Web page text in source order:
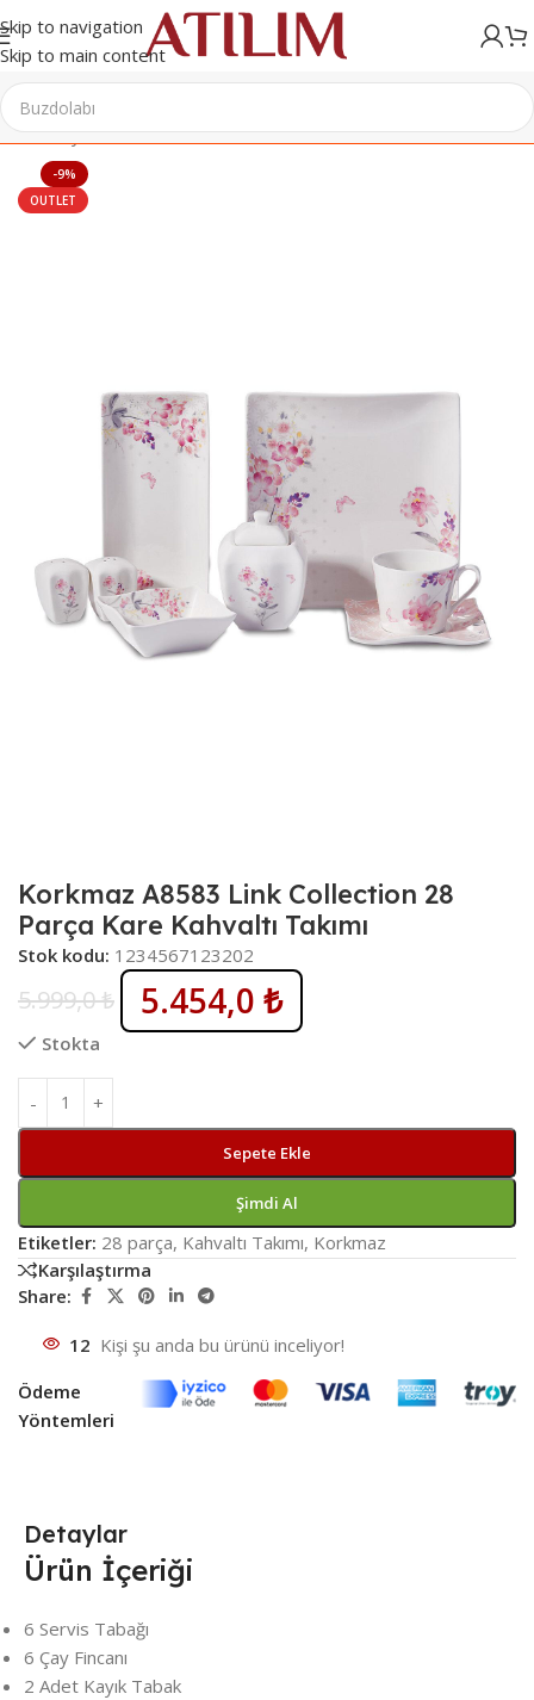
Skip to navigation
Skip to main content
Ana Sayfa/Sofra & Mutfak Ürünleri/Kahvaltı Takımları
-9%
OUTLET
Korkmaz A8583 Link Collection 28
Parça Kare Kahvaltı Takımı
Stok kodu: 1234567123202
5.999,0₺ 5.454,0 ₺
Stokta
Sepete Ekle
Şimdi Al
Etiketler: 28 parça, Kahvaltı Takımı, Korkmaz
Karşılaştırma
Share:
12 Kişi şu anda bu ürünü inceliyor!
Ödeme
Yöntemleri
Detaylar
Ürün İçeriği
6 Servis Tabağı
6 Çay Fincanı
2 Adet Kayık Tabak